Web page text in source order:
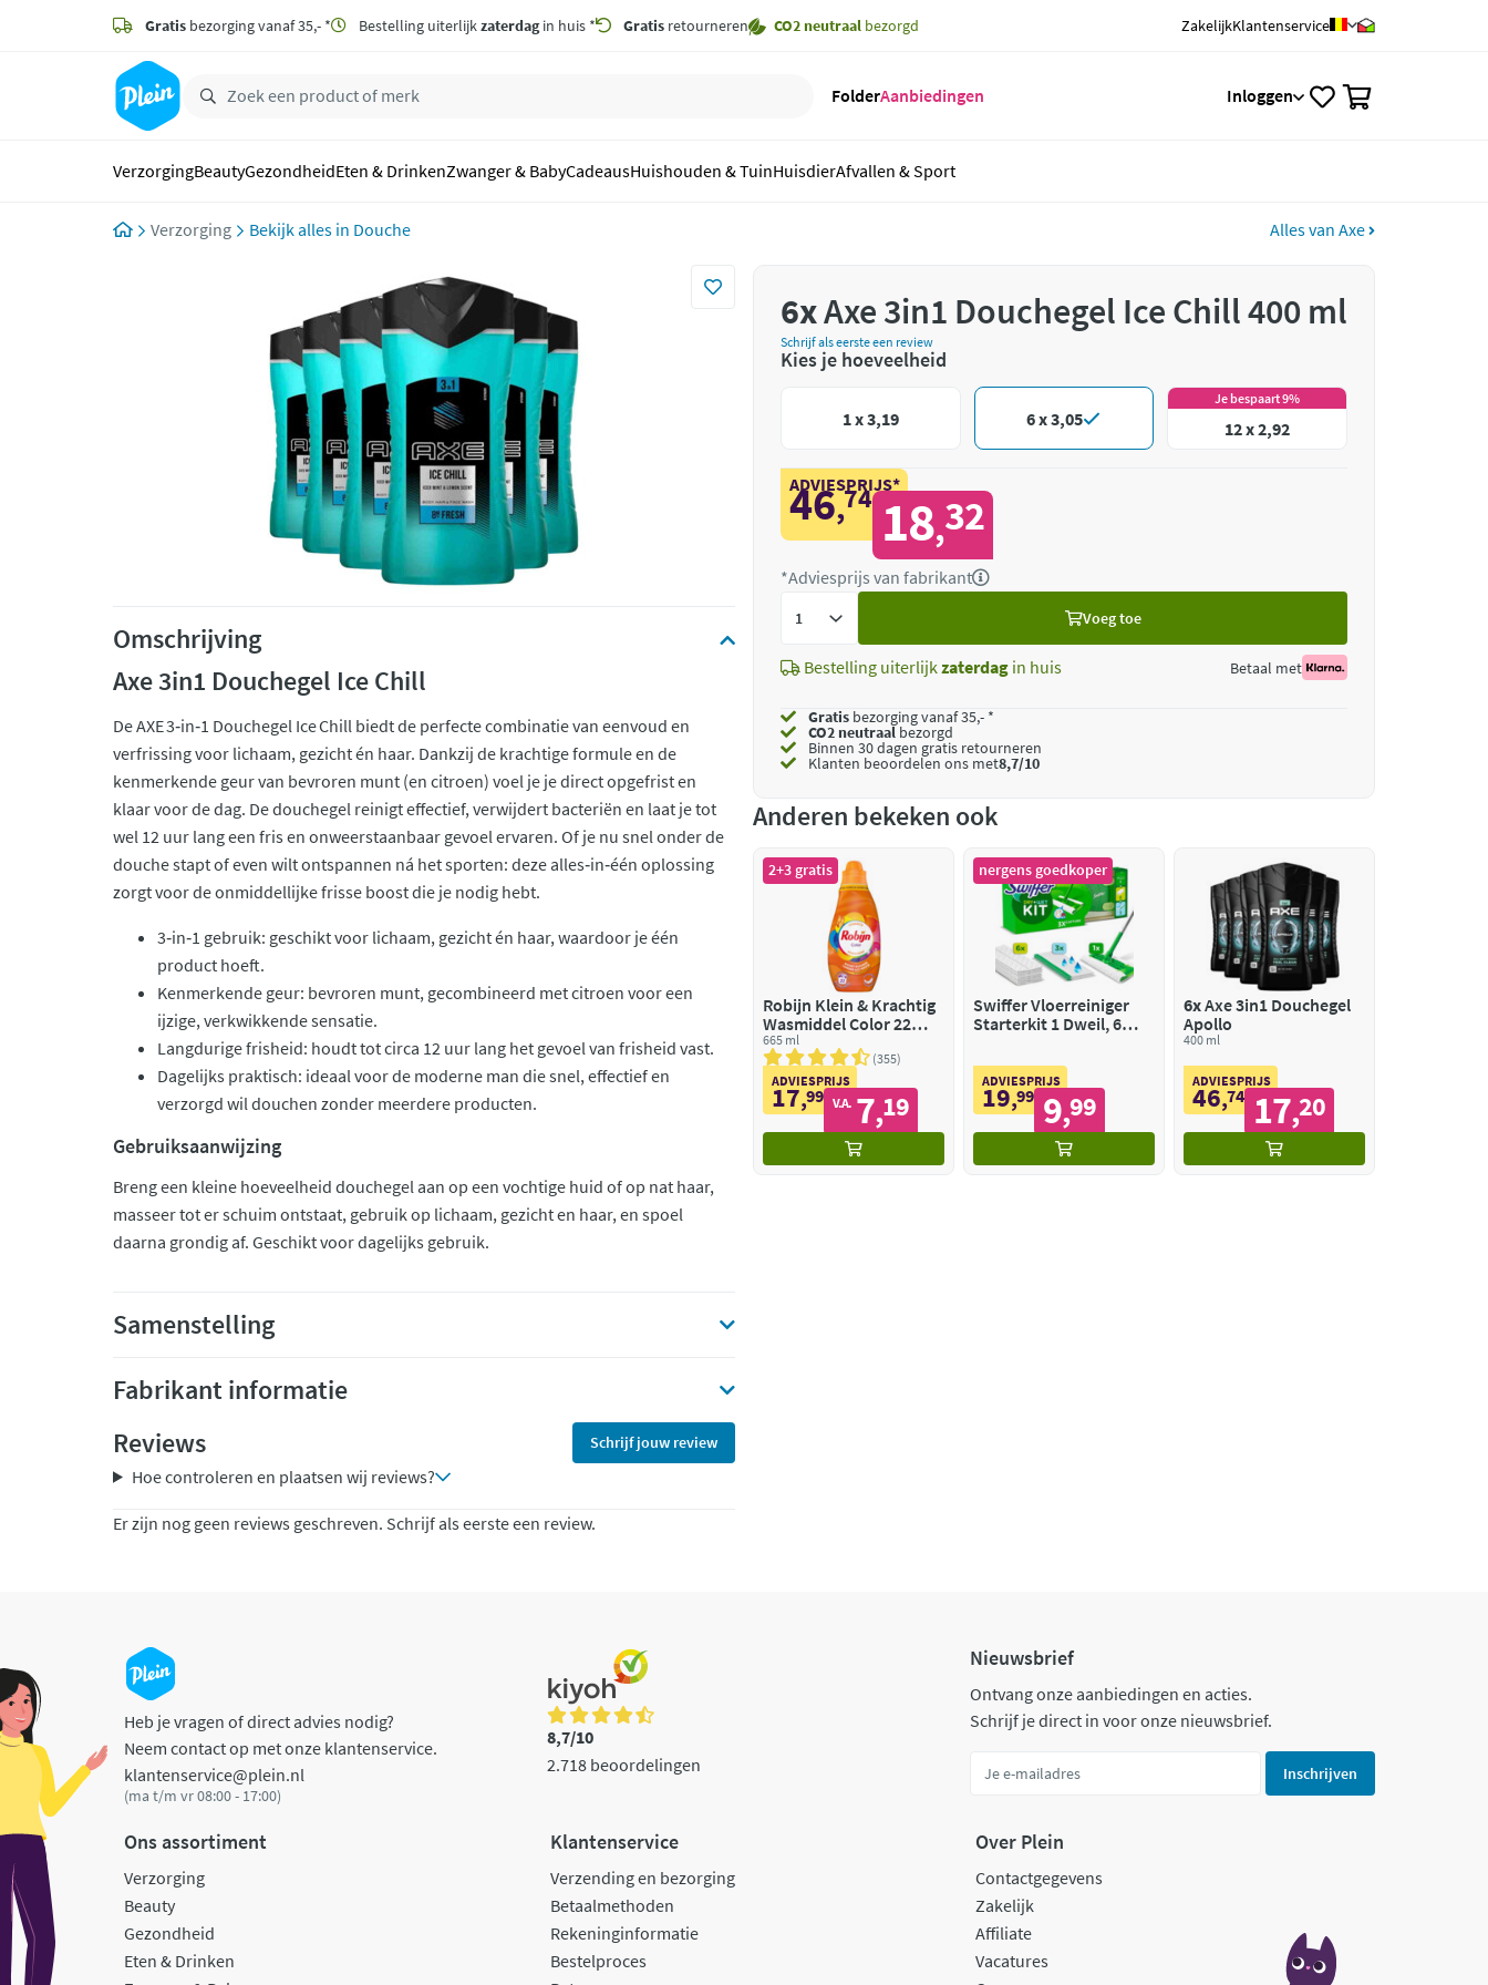
zoeken
hoofdinhoud
Gratis bezorging vanaf 35,- * Bestelling uiterlijkzaterdagin huis * Gratis retourneren CO2 neutraal bezorgd ZakelijkKlantenservice
FolderAanbiedingen Inloggen
VerzorgingBeautyGezondheidEten & DrinkenZwanger & BabyCadeausHuishouden & TuinHuisdierAfvallen & Sport
Verzorging Douche Alles van Axe
Omschrijving
Axe 3in1 Douchegel Ice Chill
De AXE 3‑in‑1 Douchegel Ice Chill biedt de perfecte combinatie van eenvoud en
verfrissing voor lichaam, gezicht én haar. Dankzij de krachtige formule en de
kenmerkende geur van bevroren munt (en citroen) voel je je direct opgefrist en
klaar voor de dag. De douchegel reinigt effectief, verwijdert bacteriën en laat je tot
wel 12 uur lang een fris en onweerstaanbaar gevoel ervaren. Of je nu snel onder de
douche stapt of even wilt ontspannen ná het sporten: deze alles‑in‑één oplossing
zorgt voor de onmiddellijke frisse boost die je nodig hebt.
3‑in‑1 gebruik: geschikt voor lichaam, gezicht én haar, waardoor je één
product hoeft.
Kenmerkende geur: bevroren munt, gecombineerd met citroen voor een
ijzige, verkwikkende sensatie.
Langdurige frisheid: houdt tot circa 12 uur lang het gevoel van frisheid vast.
Dagelijks praktisch: ideaal voor de moderne man die snel, effectief en
verzorgd wil douchen zonder meerdere producten.
Gebruiksaanwijzing
Breng een kleine hoeveelheid douchegel aan op een vochtige huid of op nat haar,
masseer tot er schuim ontstaat, gebruik op lichaam, gezicht en haar, en spoel
daarna grondig af. Geschikt voor dagelijks gebruik.
Samenstelling
Fabrikant informatie
Reviews
Schrijf jouw review
Hoe controleren en plaatsen wij reviews?
Er zijn nog geen reviews geschreven. Schrijf als eerste een review.
6xAxe 3in1 Douchegel Ice Chill 400 ml
Schrijf als eerste een review
Kies je hoeveelheid
1 x 3,19 6 x 3,05
Je bespaart 9%
12 x 2,92
ADVIESPRIJS*
46,74 18,32
*Adviesprijs van fabrikant
Voeg toe
Bestelling uiterlijkzaterdag in huis Betaal met
Gratis bezorging vanaf 35,- *
CO2 neutraalbezorgd
Binnen 30 dagen gratis retourneren
Klanten beoordelen ons met8,7/10
Anderen bekeken ook
2+3 gratis
Robijn Klein & Krachtig
Wasmiddel Color 22
Wasbeurten
665 ml
355
ADVIESPRIJS
17,99 V.A. 7,19
nergens goedkoper
Swiffer Vloerreiniger
Starterkit 1 Dweil, 6
Vloerdoekjes
Navullingen
ADVIESPRIJS
19,99 9,99
6xAxe 3in1 Douchegel
Apollo
400 ml
ADVIESPRIJS
46,74 17,20
Heb je vragen of direct advies nodig?
Neem contact op met onze klantenservice.
klantenservice@plein.nl
(ma t/m vr 08:00 - 17:00)
8,7/10
2.718 beoordelingen
Nieuwsbrief
Ontvang onze aanbiedingen en acties.
Schrijf je direct in voor onze nieuwsbrief.
Inschrijven
Ons assortiment
Verzorging
Beauty
Gezondheid
Eten & Drinken
Klantenservice
Verzending en bezorging
Betaalmethoden
Rekeninginformatie
Bestelproces
Over Plein
Contactgegevens
Zakelijk
Affiliate
Vacatures